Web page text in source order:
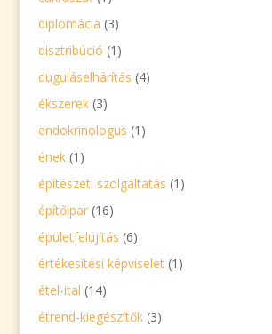
diplomácia (3)
disztribúció (1)
duguláselhárítás (4)
ékszerek(3)
endokrinologus (1)
ének(1)
építészeti szolgáltatás (1)
építőipar(16)
épületfelújítás (6)
értékesítési képviselet(1)
étel-ital (14)
étrend-kiegészítők(3)